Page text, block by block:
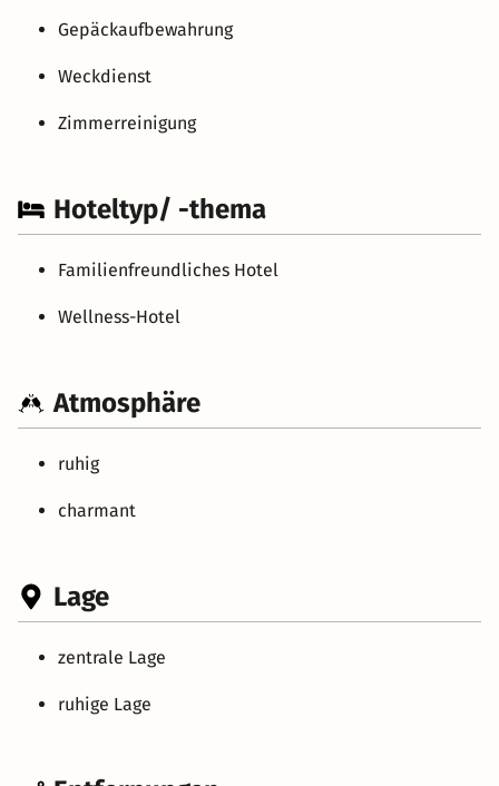
Gepäckaufbewahrung
Weckdienst
Zimmerreinigung
Hoteltyp/ -thema
Familienfreundliches Hotel
Wellness-Hotel
Atmosphäre
ruhig
charmant
Lage
zentrale Lage
ruhige Lage